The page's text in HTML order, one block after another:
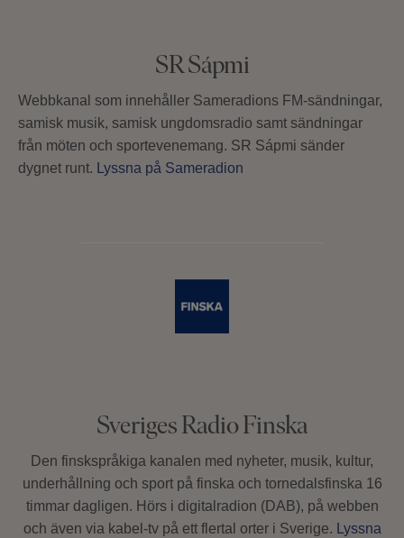
SR Sápmi
Webbkanal som innehåller Sameradions FM-sändningar,
samisk musik, samisk ungdomsradio samt sändningar
från möten och sportevenemang. SR Sápmi sänder
dygnet runt. Lyssna på Sameradion
Sveriges Radio Finska
Den finskspråkiga kanalen med nyheter, musik, kultur,
underhållning och sport på finska och tornedalsfinska 16
timmar dagligen. Hörs i digitalradion (DAB), på webben
och även via kabel-tv på ett flertal orter i Sverige. Lyssna